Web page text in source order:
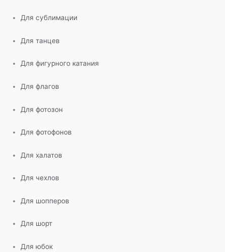
Для сублимации
Для танцев
Для фигурного катания
Для флагов
Для фотозон
Для фотофонов
Для халатов
Для чехлов
Для шопперов
Для шорт
Для юбок